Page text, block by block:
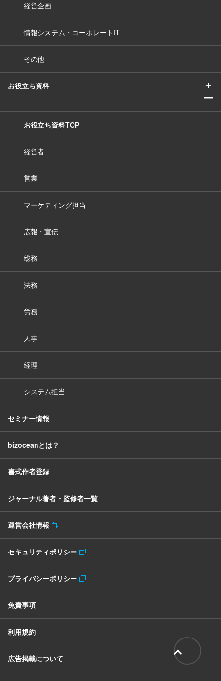
経営企画
情報システム・コーポレートIT
その他
お役立ち資料
＋
ー
お役立ち資料TOP
経営者
営業
マーケティング担当
広報・宣伝
総務
法務
労務
人事
経理
システム担当
セミナー情報
bizoceanとは？
書式作者登録
ジャーナル著者・監修者一覧
運営会社情報
セキュリティポリシー
プライバシーポリシー
免責事項
利用規約
広告掲載について